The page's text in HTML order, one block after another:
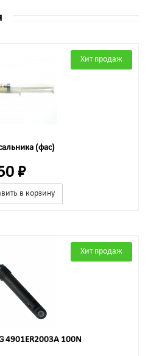
Хит продаж
(фас)
₽
в корзину
Хит продаж
4901ER2003A 100N